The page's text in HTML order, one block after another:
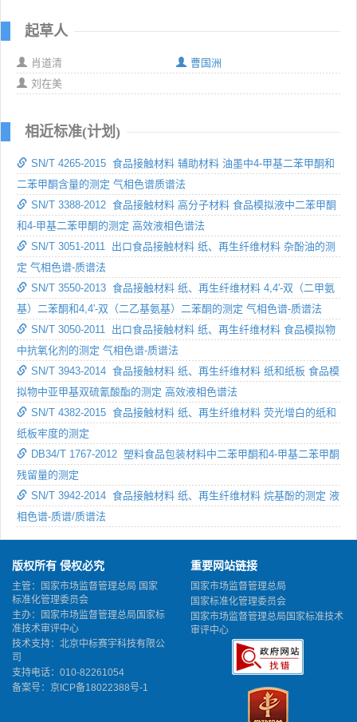
起草人
肖道清
曹国洲
刘在美
相近标准(计划)
SN/T 4265-2015 食品接触材料 辅助材料 油墨中4-甲基二苯甲酮和
二苯甲酮含量的测定 气相色谱质谱法
SN/T 3388-2012 食品接触材料 高分子材料 食品模拟液中二苯甲酮
和4-甲基二苯甲酮的测定 高效液相色谱法
SN/T 3051-2011 出口食品接触材料 纸、再生纤维材料 杂酚油的测
定 气相色谱-质谱法
SN/T 3550-2013 食品接触材料 纸、再生纤维材料 4,4'-双（二甲氨
基）二苯酮和4,4'-双（二乙基氨基）二苯酮的测定 气相色谱-质谱法
SN/T 3050-2011 出口食品接触材料 纸、再生纤维材料 食品模拟物
中抗氧化剂的测定 气相色谱-质谱法
SN/T 3943-2014 食品接触材料 纸、再生纤维材料 纸和纸板 食品模
拟物中亚甲基双硫氰酸酯的测定 高效液相色谱法
SN/T 4382-2015 食品接触材料 纸、再生纤维材料 荧光增白的纸和
纸板牢度的测定
DB34/T 1767-2012 塑料食品包装材料中二苯甲酮和4-甲基二苯甲酮
残留量的测定
SN/T 3942-2014 食品接触材料 纸、再生纤维材料 烷基酚的测定 液
相色谱-质谱/质谱法
版权所有 侵权必究
主管：国家市场监督管理总局 国家
标准化管理委员会
主办：国家市场监督管理总局国家标
准技术审评中心
技术支持：北京中标赛宇科技有限公
司
支持电话：010-82261054
备案号： 京ICP备18022388号-1
重要网站链接
国家市场监督管理总局
国家标准化管理委员会
国家市场监督管理总局国家标准技术
审评中心